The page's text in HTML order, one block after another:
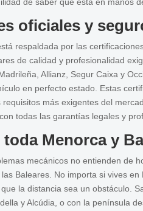
oficiales y
respaldada por las
de calidad y profesionalidad
Allianz, Segur Caixa y
en perfecto estado. Estas
más exigentes del
todas las garantías legales y
Menorca y
mecánicos no entienden de
Baleares. No importa si vives
la distancia sea un obstáculo.
y Alcúdia, o con la península